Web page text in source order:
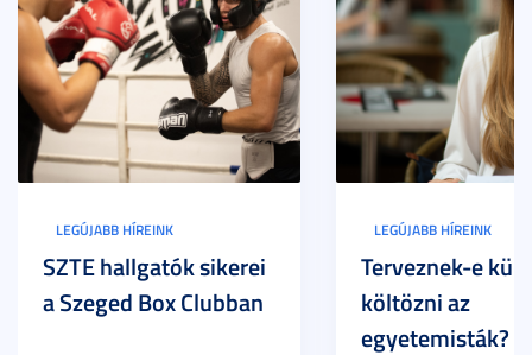
LEGÚJABB HÍREINK
SZTE hallgatók sikerei
a Szeged Box Clubban
LEGÚJABB HÍREINK
Terveznek-e
költözni az
egyetemisták? –